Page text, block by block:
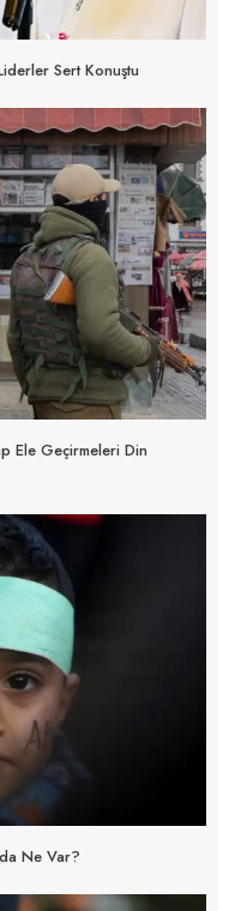
Sert Konuştu
Ele Geçirmeleri Din
Ne Var?